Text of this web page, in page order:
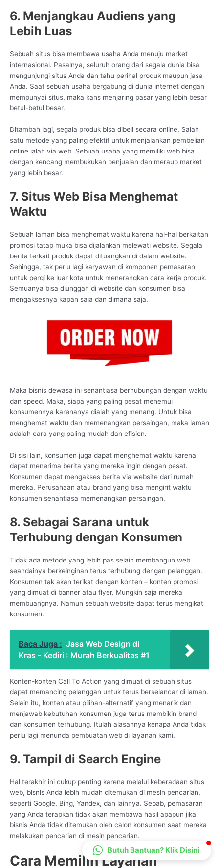
6. Menjangkau Audiens yang
Lebih Luas
Sebuah situs bisa membawa usaha Anda menuju market
internasional. Pasalnya, seluruh orang dari segala dunia bisa
mengunjungi situs Anda dan tahu perihal produk maupun jasa
Anda. Saat sebuah usaha bergabung di dunia internet dengan
mempunyai situs, maka kans menjaring pasar yang lebih besar
betul-betul besar.
Ditambah lagi, segala produk bisa dibeli secara online. Salah
satu metode yang paling efektif untuk menjalankan pembelian
online ialah via web. Sebuah usaha yang memiliki web bisa
dengan kencang membukukan penjualan dan meraup market
yang lebih besar.
7. Situs Web Bisa Menghemat
Waktu
Sebuah laman bisa menghemat waktu karena hal-hal berkaitan
promosi tatap muka bisa dijalankan melewati website. Segala
berita terkait produk dapat dituangkan di dalam website.
Sehingga, tak perlu lagi karyawan di komponen pemasaran
untuk pergi ke luar kota untuk menerangkan cara kerja produk.
Semuanya bisa diunggah di website dan konsumen bisa
mengaksesnya kapan saja dan dimana saja.
Maka bisnis dewasa ini senantiasa berhubungan dengan waktu
dan speed. Maka, siapa yang paling pesat menemui
konsumennya karenanya dialah yang menang. Untuk bisa
menghemat waktu dan memenangkan persaingan, maka laman
adalah cara yang paling mudah dan efisien.
Di sisi lain, konsumen juga dapat menghemat waktu karena
dapat menerima berita yang mereka ingin dengan pesat.
Konsumen dapat mengakses berita via website dari rumah
mereka. Perusahaan atau brand yang bisa mengirit waktu
konsumen senantiasa memenangkan persaingan.
8. Sebagai Sarana untuk
Terhubung dengan Konsumen
Tidak ada metode yang lebih pas selain membangun web
seandainya berkeinginan terus terhubung dengan pelanggan.
Konsumen tak akan terikat dengan konten – konten promosi
yang dimuat di banner atau flyer. Mungkin saja mereka
membuangnya. Namun sebuah website dapat terus mengikat
konsumen.
Baca Juga : Jasa Web Design di
Kras - Kediri : Murah Berkualitas #1
Konten-konten Call To Action yang dimuat di sebuah situs
dapat memancing pelanggan untuk terus berselancar di laman.
Selain itu, konten atau pilihan-alternatif yang menarik dan
menjawab kebutuhan konsumen juga terus membikin brand
dan konsumen terhubung. Itulah alasannya kenapa Anda tidak
perlu lagi menunda pembuatan web di layanan kami.
9. Tampil di Search Engine
Hal terakhir ini cukup penting karena melalui keberadaan situs
web, bisnis Anda lebih mudah ditemukan di mesin pencarian,
seperti Google, Bing, Yandex, dan lainnya. Sebab, pemasaran
yang Anda terapkan tidak akan membawa hasil apapun jika
bisnis Anda tidak ditemukan oleh calon konsumen saat mereka
melakukan pencarian di mesin pencarian.
Cara Memilih Layanan
CS Lenteraweb
Online
Butuh Bantuan? Klik Disini